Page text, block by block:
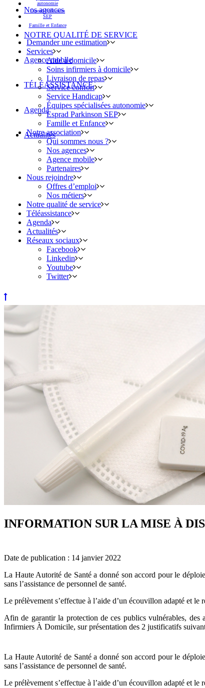
Nos agences
NOTRE QUALITÉ DE SERVICE
Agence mobile
TÉLÉASSISTANCE
Agenda
Actualités
autonomie
Esprad Parkinson
SEP
Famille et Enfance
Demander une estimation
Services
Aide à domicile
Soins infirmiers à domicile
Livraison de repas
Service confort
Service Handicap
Équipes spécialisées autonomie
Esprad Parkinson SEP
Famille et Enfance
Notre association
Qui sommes nous ?
Nos agences
Agence mobile
Partenaires
Nous rejoindre
Offres d’emploi
Nos métiers
Notre qualité de service
Téléassistance
Agenda
Actualités
Réseaux sociaux
Facebook
Linkedin
Youtube
Twitter
INFORMATION SUR LA MISE À
Date de publication : 14 janvier 2022
La Haute Autorité de Santé a donné son accord pour le
sans l’assistance de personnel de santé.
Le prélèvement s’effectue à l’aide d’un écouvillon adapté et le
Afin de garantir la protection de ces publics vulnérables, des
Infirmiers À Domicile, sur présentation des 2 justificatifs
La Haute Autorité de Santé a donné son accord pour le
sans l’assistance de personnel de santé.
Le prélèvement s’effectue à l’aide d’un écouvillon adapté et le